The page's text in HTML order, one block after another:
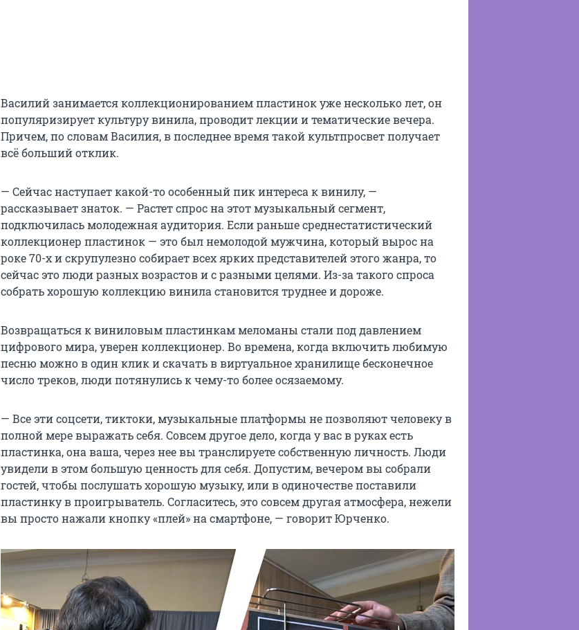
Василий занимается коллекционированием пластинок уже несколько лет, он
популяризирует культуру винила, проводит лекции и тематические вечера.
Причем, по словам Василия, в последнее время такой культпросвет получает
всё больший отклик.
— Сейчас наступает какой-то особенный пик интереса к винилу, —
рассказывает знаток. — Растет спрос на этот музыкальный сегмент,
подключилась молодежная аудитория. Если раньше среднестатистический
коллекционер пластинок — это был немолодой мужчина, который вырос на
роке 70-х и скрупулезно собирает всех ярких представителей этого жанра, то
сейчас это люди разных возрастов и с разными целями. Из-за такого спроса
собрать хорошую коллекцию винила становится труднее и дороже.
Возвращаться к виниловым пластинкам меломаны стали под давлением
цифрового мира, уверен коллекционер. Во времена, когда включить любимую
песню можно в один клик и скачать в виртуальное хранилище бесконечное
число треков, люди потянулись к чему-то более осязаемому.
— Все эти соцсети, тиктоки, музыкальные платформы не позволяют человеку в
полной мере выражать себя. Совсем другое дело, когда у вас в руках есть
пластинка, она ваша, через нее вы транслируете собственную личность. Люди
увидели в этом большую ценность для себя. Допустим, вечером вы собрали
гостей, чтобы послушать хорошую музыку, или в одиночестве поставили
пластинку в проигрыватель. Согласитесь, это совсем другая атмосфера, нежели
вы просто нажали кнопку «плей» на смартфоне, — говорит Юрченко.